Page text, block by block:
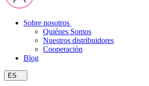
Sobre nosotros
Quiénes Somos
Nuestros distribuidores
Cooperación
Blog
ES